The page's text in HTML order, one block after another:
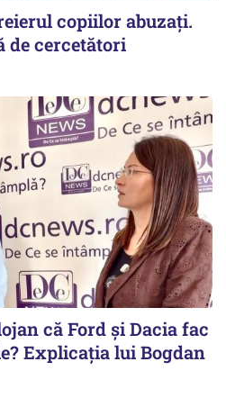
copiilor abuzați.
de cercetători
că Ford și Dacia fac
Explicația lui Bogdan